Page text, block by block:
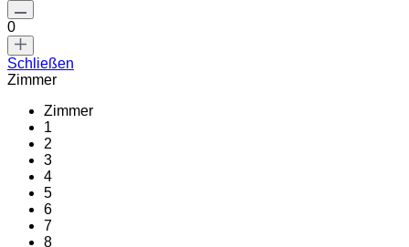
0
Schließen
Zimmer
Zimmer
1
2
3
4
5
6
7
8